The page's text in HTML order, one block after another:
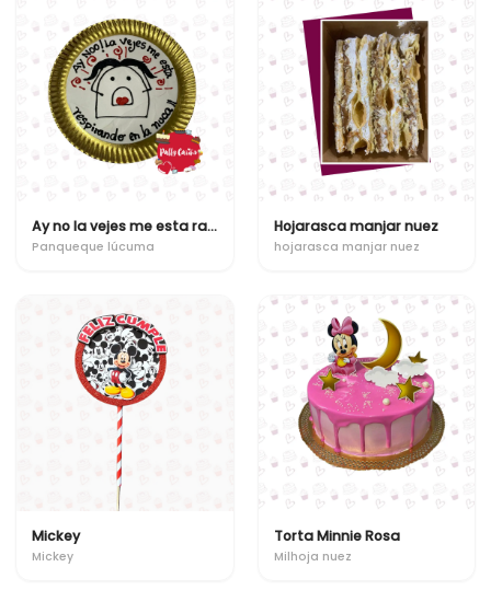
Ay no la vejes me esta raspirando en la nuca !!
Panqueque lúcuma
Hojarasca manjar nuez
hojarasca manjar nuez
Mickey
Mickey
Torta Minnie Rosa
Milhoja nuez